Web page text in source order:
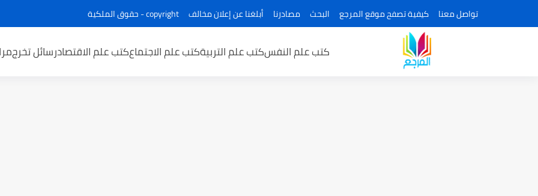
تواصل معنا كيفية تصفح موقع المرجع البحث مصادرنا أبلغنا عن إعلان مخالف copyright - حقوق الملكية
كتب علم النفسكتب علم التربيةكتب علم الاجتماعكتب علم الاقتصادرسائل تخرج